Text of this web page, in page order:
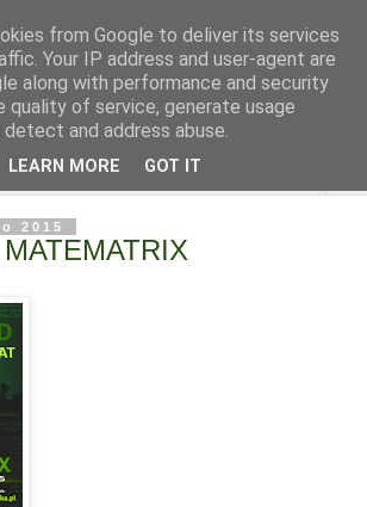
2015
from Google to deliver its services
Your IP address and user-agent are
along with performance and security
quality of service, generate usage
and address abuse.
LEARN MORE GOT IT